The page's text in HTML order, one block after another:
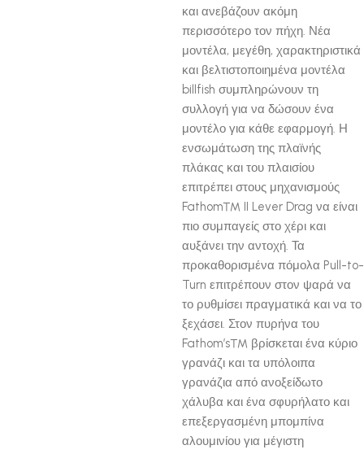
και ανεβάζουν ακόμη
περισσότερο τον πήχη. Νέα
μοντέλα, μεγέθη, χαρακτηριστικά
και βελτιστοποιημένα μοντέλα
billfish συμπληρώνουν τη
συλλογή για να δώσουν ένα
μοντέλο για κάθε εφαρμογή. Η
ενσωμάτωση της πλαϊνής
πλάκας και του πλαισίου
επιτρέπει στους μηχανισμούς
Fathom™ II Lever Drag να είναι
πιο συμπαγείς στο χέρι και
αυξάνει την αντοχή. Τα
προκαθορισμένα πόμολα Pull-to-
Turn επιτρέπουν στον ψαρά να
το ρυθμίσει πραγματικά και να το
ξεχάσει. Στον πυρήνα του
Fathom’s™ βρίσκεται ένα κύριο
γρανάζι και τα υπόλοιπα
γρανάζια από ανοξείδωτο
χάλυβα και ένα σφυρήλατο και
επεξεργασμένη μπομπίνα
αλουμινίου για μέγιστη